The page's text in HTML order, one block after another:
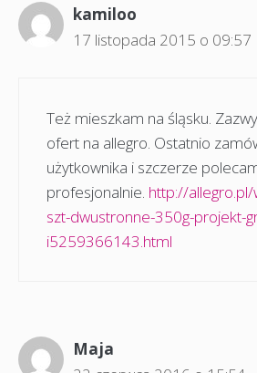
kamiloo
17 listopada 2015 o 09:57
Też mieszkam na śląsku.
ofert na allegro. Ostatnio
użytkownika i szczerze
profesjonalnie. http://
szt-dwustronne-350g-projekt-
i5259366143.html
Maja